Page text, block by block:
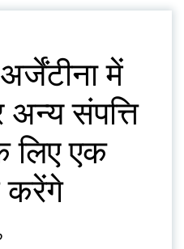
में
संपत्ति
लिए एक
करेंगे